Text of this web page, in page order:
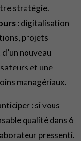
stratégie.
: digitalisation
projets
nouveau
et une
managériaux.
: si vous
qualité dans 6
pressenti.